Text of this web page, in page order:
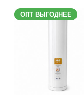
ОПТ ВЫГОДНЕЕ